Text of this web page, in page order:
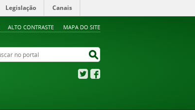
ALTO CONTRASTE MAPA DO SITE
Legislação Canais
no portal
Twitter